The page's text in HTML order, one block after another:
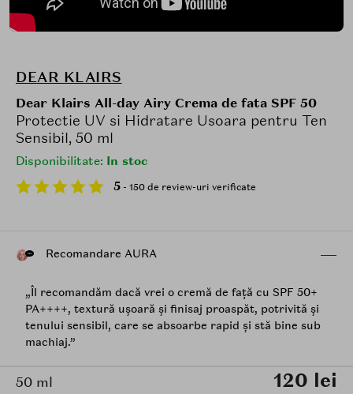
DEAR KLAIRS
Dear Klairs All-day Airy Crema de fata SPF 50
Protectie UV si Hidratare Usoara pentru Ten
Sensibil, 50 ml
Disponibilitate: In stoc
5 - 150 de review-uri verificate
Recomandare AURA
„Îl recomandăm dacă vrei o cremă de față cu SPF 50+
PA++++, textură ușoară și finisaj proaspăt, potrivită și
tenului sensibil, care se absoarbe rapid și stă bine sub
machiaj.”
50 ml 120 lei